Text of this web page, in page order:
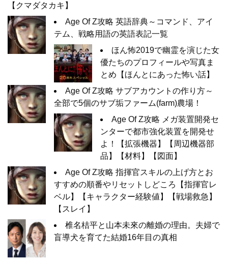
【クマダタカキ】
Age Of Z攻略 英語辞典～コマンド、アイ
テム、戦略用語の英語表記一覧
ほん怖2019で幽霊を演じた女
優たちのプロフィールや写真ま
とめ【ほんとにあった怖い話】
Age Of Z攻略 サブアカウントの作り方～
全部で5個のサブ垢ファーム(farm)農場！
Age Of Z攻略 メガ装置開発セ
ンターで都市強化装置を開発せ
よ！【拡張機器】【周辺機器部
品】【材料】【図面】
Age Of Z攻略 指揮官スキルの上げ方とお
すすめの順番やリセットしどころ【指揮官レ
ベル】【キャラクター経験値】【戦場救急】
【スレイ】
椎名桔平と山本未來の離婚の理由。夫婦で
盲導犬を育てた結婚16年目の真相